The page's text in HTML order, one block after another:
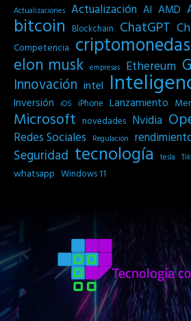
Actualizaciones Actualización AI AMD
bitcoin Blockchain ChatGPT
Competencia criptomonedas
elon musk empresas Ethereum
Innovación intel
Inversión iOS iPhone Lanzamiento
Microsoft novedades Nvidia
Redes Sociales
Regulación
Seguridad tecnología tesla
whatsapp Windows 11